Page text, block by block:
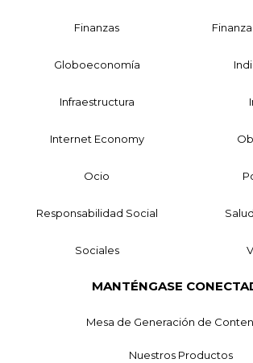
Finanzas
Globoeconomía
Infraestructura
Internet Economy
Ocio
Responsabilidad Social
Sociales
MANTÉNGASE
Mesa de Generación de
Nuestros Productos